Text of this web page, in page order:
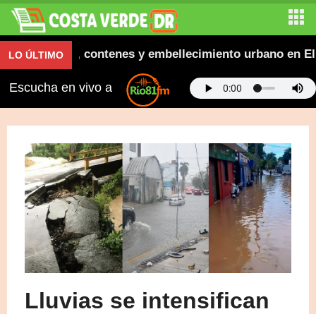
LO ÚLTIMOcontenes y embellecimiento urbano en El
Escucha en vivo a
Lluvias se intensifican